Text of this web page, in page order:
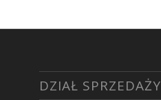
DZIAŁ SPRZEDAŻY